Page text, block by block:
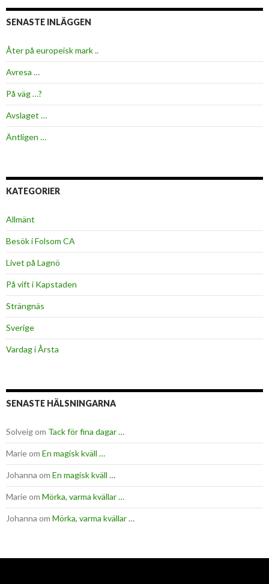
SENASTE INLÄGGEN
Åter på europeisk mark ..
Avresa …
På väg …?
Avslaget …
Äntligen …
KATEGORIER
Allmänt
Besök i Folsom CA
Livet på Lagnö
På vift i Kapstaden
Strängnäs
Sverige
Vardag i Årsta
SENASTE HÄLSNINGARNA
Solveigom Tack för fina dagar …
Marieom En magisk kväll …
Johanna om En magisk kväll …
Marieom Mörka, varma kvällar …
Johanna om Mörka, varma kvällar …